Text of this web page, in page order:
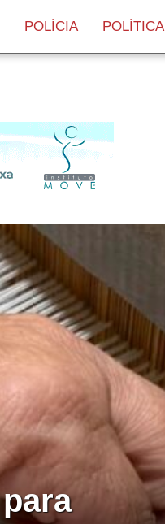
POLÍCIA POLÍTICA